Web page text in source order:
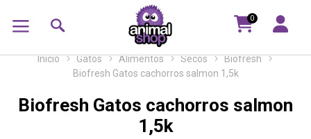
0
Inicio Gatos Alimentos Secos
Biofresh
Biofresh Gatos cachorros salmon 1,5k
Biofresh Gatos cachorros salmon
1,5k